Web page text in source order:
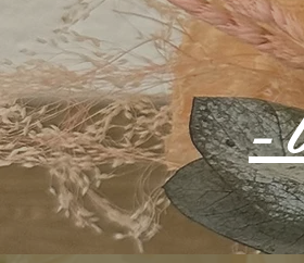
-